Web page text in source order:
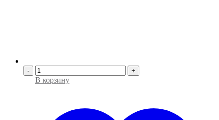
- +
В корзину